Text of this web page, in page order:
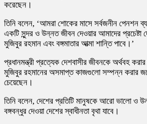
করেছেন।
তিনি বলেন, ‘আমরা শোকের মাসে সর্বজনীন পেনশন
একটি সুন্দর ও উন্নত জীবন দেওয়ার আমাদের প্রচেষ্টা
মুজিবুর রহমান এবং বঙ্গমাতার আত্মা শান্তি পাবে।’
প্রধানমন্ত্রী প্রত্যেক দেশবাসীর জীবনকে অর্থবহ
মুজিবুর রহমানের অসমাপ্ত কাজগুলো সম্পন্ন করার
চেয়েছেন।
তিনি বলেন, দেশের প্রতিটি মানুষকে আরো ভালো ও
বঙ্গবন্ধুর দেওয়া দেশের স্বাধীনতা বৃথা যাবে।